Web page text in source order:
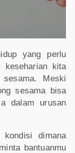
yang perlu
keseharian kita
Meski
sesama bisa
dalam urusan
dimana
bantuanmu